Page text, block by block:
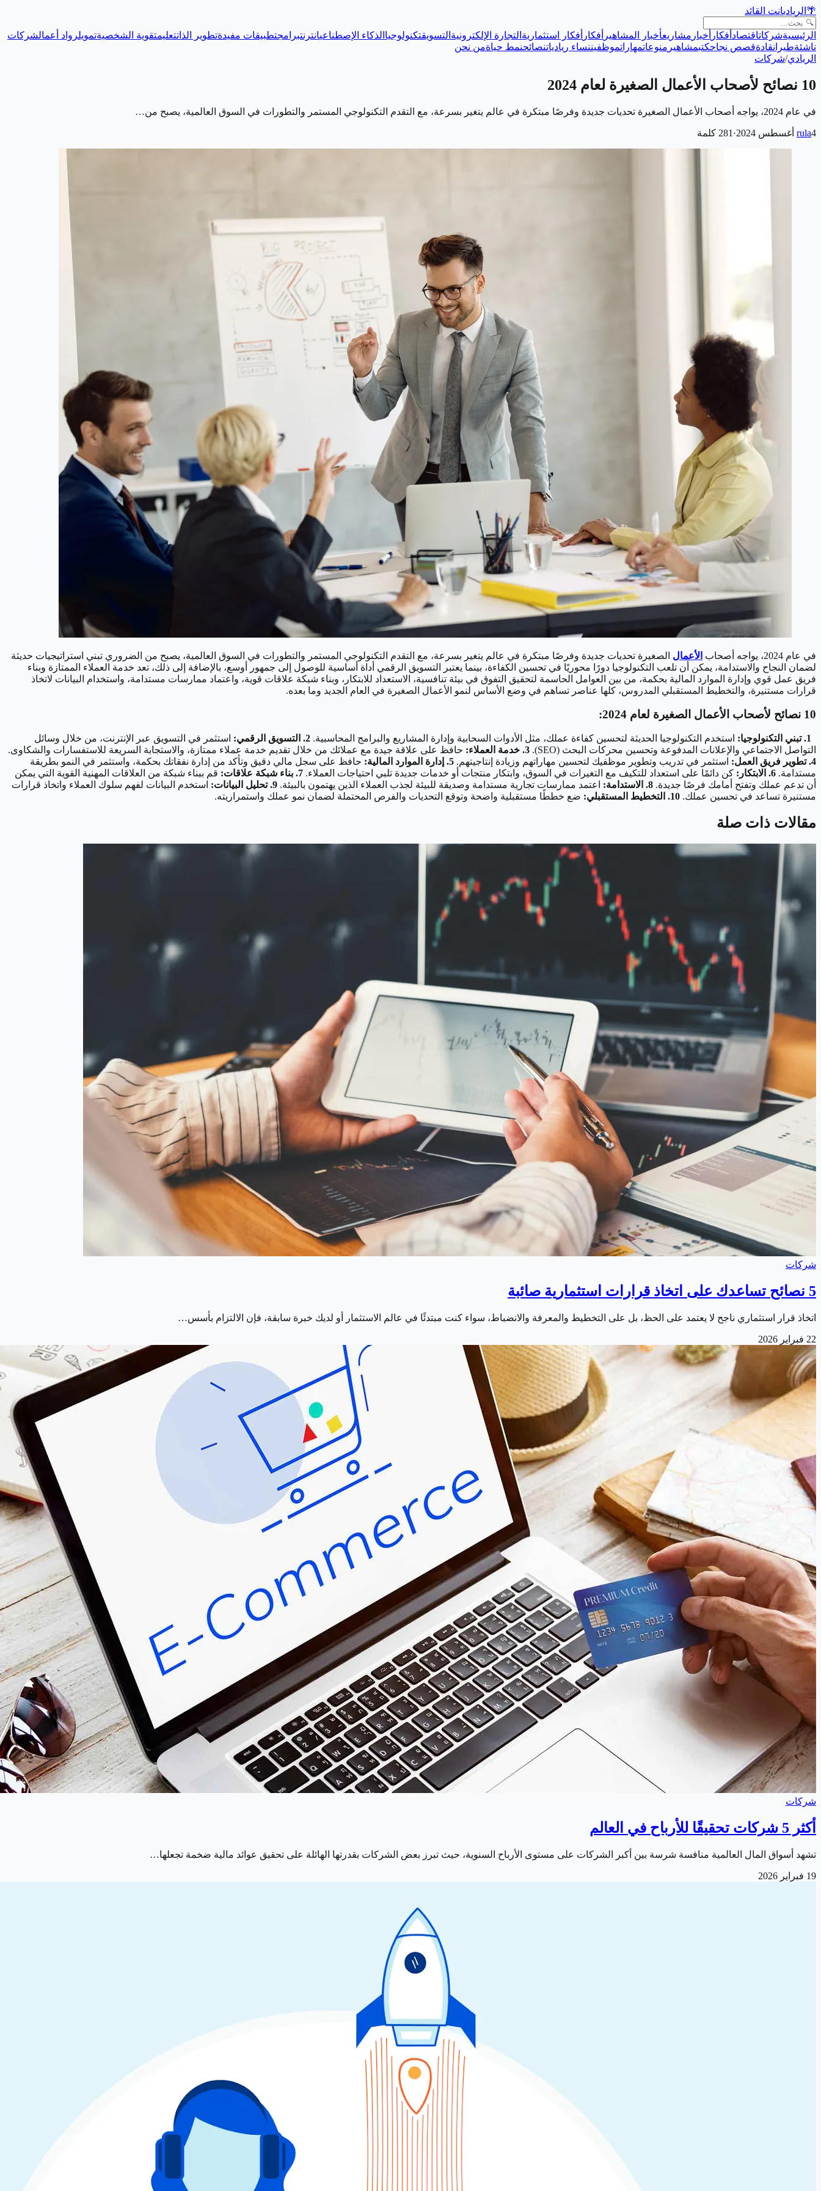
🌴 الرياديانت القائد
الرئيسيةشركاتاقتصاد أفكار أخبار مشاريعأخبار المشاهير أفكار أفكار استثمارية التجارة الإلكترونية التسويقتكنولوجيا الذكاء الإصطناعيانترنتبرامجتطبيقات مفيدةتطوير الذاتتعليمتقوية الشخصيةتمويلرواد أعمالشركات
ناشئةطيرانقادةقصص نجاحكتبمشاهير منوعاتمهاراتموظفيننساء ريادياتنصائحنمط حياةمن نحن
الريادي/شركات
10 نصائح لأصحاب الأعمال الصغيرة لعام 2024
في عام 2024، يواجه أصحاب الأعمال الصغيرة تحديات جديدة وفرصًا مبتكرة في عالم يتغير بسرعة، مع التقدم التكنولوجي المستمر والتطورات في السوق العالمية، يصبح من…
rula4 أغسطس 2024 ·
281 كلمة
في عام 2024، يواجه أصحاب الأعمال الصغيرة تحديات جديدة وفرصًا مبتكرة في عالم يتغير بسرعة، مع التقدم التكنولوجي المستمر والتطورات في السوق العالمية، يصبح من الضروري تبني استراتيجيات حديثة
لضمان النجاح والاستدامة، يمكن أن تلعب التكنولوجيا دورًا محوريًا في تحسين الكفاءة، بينما يعتبر التسويق الرقمي أداة أساسية للوصول إلى جمهور أوسع، بالإضافة إلى ذلك، تعد خدمة العملاء الممتازة وبناء
فريق عمل قوي وإدارة الموارد المالية بحكمة، من بين العوامل الحاسمة لتحقيق التفوق في بيئة تنافسية، الاستعداد للابتكار، وبناء شبكة علاقات قوية، واعتماد ممارسات مستدامة، واستخدام البيانات لاتخاذ
قرارات مستنيرة، والتخطيط المستقبلي المدروس، كلها عناصر تساهم في وضع الأساس لنمو الأعمال الصغيرة في العام الجديد وما بعده.
10 نصائح لأصحاب الأعمال الصغيرة لعام 2024:
1. تبني التكنولوجيا: استخدم التكنولوجيا الحديثة لتحسين كفاءة عملك، مثل الأدوات السحابية وإدارة المشاريع والبرامج المحاسبية. 2. التسويق الرقمي:
استثمر في التسويق عبر الإنترنت، من خلال وسائل
التواصل الاجتماعي والإعلانات المدفوعة وتحسين محركات البحث (SEO).
3. خدمة العملاء:
حافظ على علاقة جيدة مع عملائك من خلال تقديم خدمة عملاء ممتازة، والاستجابة السريعة للاستفسارات والشكاوى.
4. تطوير فريق العمل:
استثمر في تدريب وتطوير موظفيك لتحسين مهاراتهم وزيادة إنتاجيتهم. 5. إدارة الموارد المالية:
حافظ على سجل مالي دقيق وتأكد من إدارة نفقاتك بحكمة، واستثمر في النمو بطريقة
مستدامة. 6. الابتكار: كن دائمًا على استعداد للتكيف مع التغيرات في السوق، وابتكار منتجات أو خدمات جديدة تلبي احتياجات العملاء. 7. بناء شبكة علاقات:
قم ببناء شبكة من العلاقات المهنية القوية التي يمكن
أن تدعم عملك وتفتح أمامك فرصًا جديدة. 8. الاستدامة: اعتمد ممارسات تجارية مستدامة وصديقة للبيئة لجذب العملاء الذين يهتمون بالبيئة. 9. تحليل البيانات:
استخدم البيانات لفهم سلوك العملاء واتخاذ قرارات
مستنيرة تساعد في تحسين عملك. 10. التخطيط المستقبلي: ضع خططًا مستقبلية واضحة وتوقع التحديات والفرص المحتملة لضمان نمو عملك واستمراريته.
مقالات ذات صلة
شركات
5 نصائح تساعدك على اتخاذ قرارات استثمارية صائبة
اتخاذ قرار استثماري ناجح لا يعتمد على الحظ، بل على التخطيط والمعرفة والانضباط، سواء كنت مبتدئًا في عالم الاستثمار أو لديك خبرة سابقة، فإن الالتزام بأسس…
22 فبراير 2026
شركات
أكثر 5 شركات تحقيقًا للأرباح في العالم
تشهد أسواق المال العالمية منافسة شرسة بين أكبر الشركات على مستوى الأرباح السنوية، حيث تبرز بعض الشركات بقدرتها الهائلة على تحقيق عوائد مالية ضخمة تجعلها…
19 فبراير 2026